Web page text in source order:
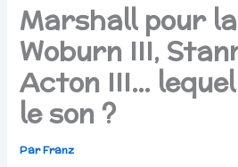
Marshall pour la
Woburn III,
Acton III…
le son ?
ParFranz